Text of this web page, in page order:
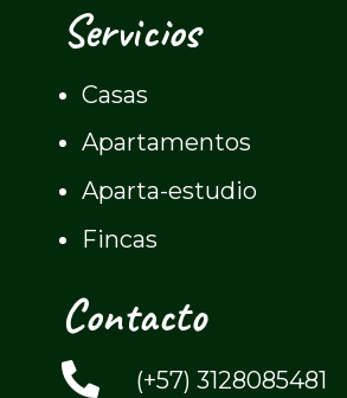
Servicios
Casas
Apartamentos
Aparta-estudio
Fincas
Contacto
(+57) 3128085481